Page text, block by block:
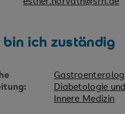
ich zuständig
Diabetologie
Innere Medizin